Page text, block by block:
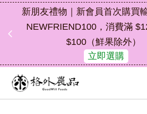
買輸入折扣碼
$1200 現折
中秋禮盒新上市｜
油去味・送
了解詳情